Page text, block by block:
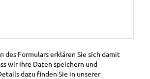
des Formulars erklären Sie sich damit
wir Ihre Daten speichern und
dazu finden Sie in unserer